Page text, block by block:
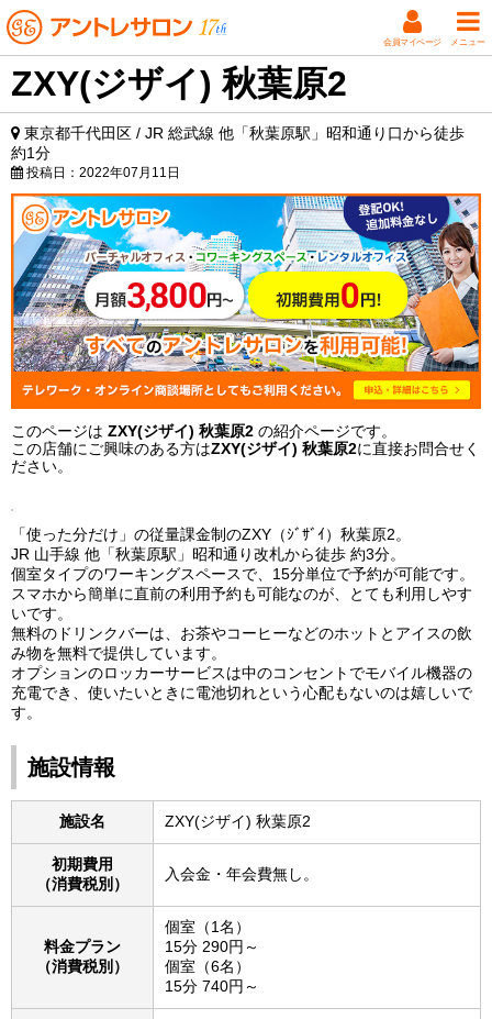
会員マイページ メニュー
ZXY(ジザイ) 秋葉原2
東京都千代田区 / JR 総武線 他「秋葉原駅」昭和通り口から徒歩
約1分
投稿日： 2022年07月11日
このページは ZXY(ジザイ) 秋葉原2 の紹介ページです。
この店舗にご興味のある方はZXY(ジザイ) 秋葉原2に直接お問合せく
ださい。
「使った分だけ」の従量課金制のZXY（ｼﾞｻﾞｲ）秋葉原2。
JR 山手線 他「秋葉原駅」昭和通り改札から徒歩 約3分。
個室タイプのワーキングスペースで、15分単位で予約が可能です。
スマホから簡単に直前の利用予約も可能なのが、とても利用しやす
いです。
無料のドリンクバーは、お茶やコーヒーなどのホットとアイスの飲
み物を無料で提供しています。
オプションのロッカーサービスは中のコンセントでモバイル機器の
充電でき、使いたいときに電池切れという心配もないのは嬉しいで
す。
施設情報
施設名 ZXY(ジザイ) 秋葉原2
初期費用
（消費税別）
入会金・年会費無し。
料金プラン
（消費税別）
個室（1名）
15分 290円～
個室（6名）
15分 740円～